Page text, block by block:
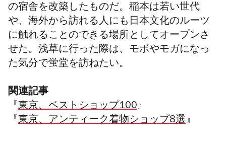
の宿舎を改築したものだ。稲本は若い世代
や、海外から訪れる人にも日本文化のルーツ
に触れることのできる場所としてオープンさ
せた。浅草に行った際は、モボやモガになっ
た気分で蛍堂を訪ねたい。
関連記事
『 東京、ベストショップ100』
『 東京、アンティーク着物ショップ8選』